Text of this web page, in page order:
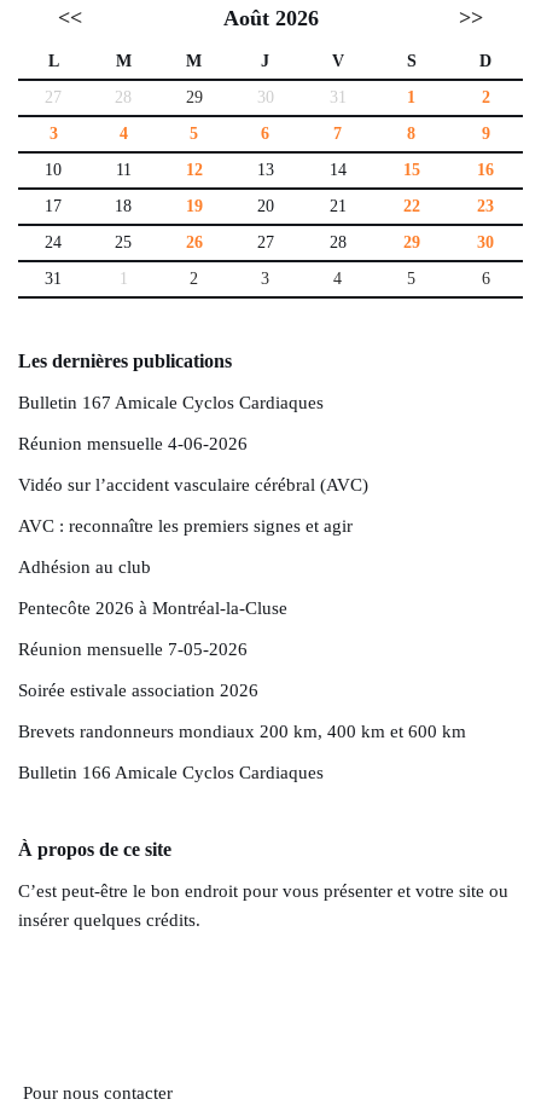
<< Août 2026 >>
L M M J V S
D
27
28 29 30 31 1
2
3
4 5 6 7 8
9
10
11 12 13 14 15
16
17
18 19 20 21 22
23
24
25 26 27 28 29
30
31
1 2 3 4 5 6
Les dernières publications
Bulletin 167 Amicale Cyclos Cardiaques
Réunion mensuelle 4-06-2026
Vidéo sur l’accident vasculaire cérébral (AVC)
AVC : reconnaître les premiers signes et agir
Adhésion au club
Pentecôte 2026 à Montréal-la-Cluse
Réunion mensuelle 7-05-2026
Soirée estivale association 2026
Brevets randonneurs mondiaux 200 km, 400 km et 600 km
Bulletin 166 Amicale Cyclos Cardiaques
À propos de ce site
C’est peut-être le bon endroit pour vous présenter et votre site ou
insérer quelques crédits.
Pour nous contacter